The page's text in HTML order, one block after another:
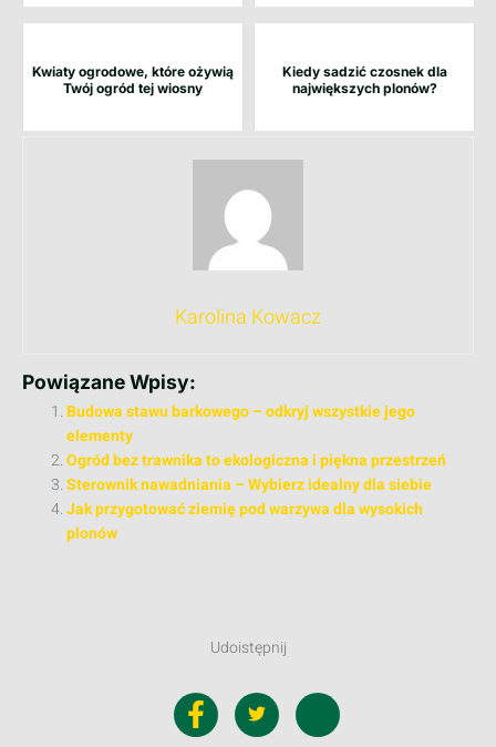
Kwiaty ogrodowe, które ożywią
Twój ogród tej wiosny
Kiedy sadzić czosnek dla
największych plonów?
Karolina Kowacz
Powiązane Wpisy:
Budowa stawu barkowego – odkryj wszystkie jego
elementy
Ogród bez trawnika to ekologiczna i piękna przestrzeń
Sterownik nawadniania – Wybierz idealny dla siebie
Jak przygotować ziemię pod warzywa dla wysokich
plonów
Udoistępnij